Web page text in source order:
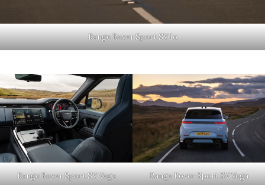
Range Rover Sport SV Io
Range Rover Sport SV Vega Range Rover Sport SV Vega